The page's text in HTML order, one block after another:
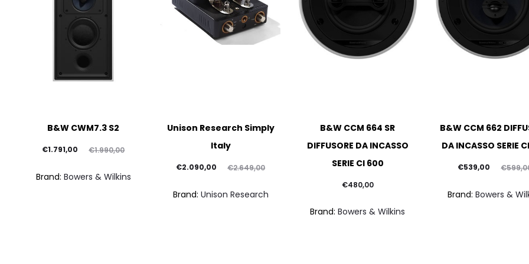
B&W CWM7.3 S2
€1.990,00
Il
€1.791,00
Il
Brand: Bowers & Wilkins
Unison Research Simply
Italy
€2.649,00
Il
€2.090,00
Il
Brand: Unison Research
B&W CCM 664 SR
DIFFUSORE DA INCASSO
SERIE CI 600
€480,00
Brand:Bowers & Wilkins
B&W CCM 662
DA INCASSO SERIE
€
Il
€539,00
Il
Brand: Bowers &